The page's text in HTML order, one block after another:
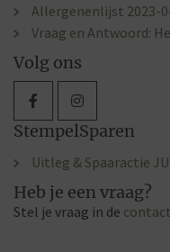
Allergenenlijst 2023-
Vraag en Antwoord:
Volg ons
StempelSparen
Uitleg & Spaaractie
Heb je een vraag?
Stel je vraag in de contact